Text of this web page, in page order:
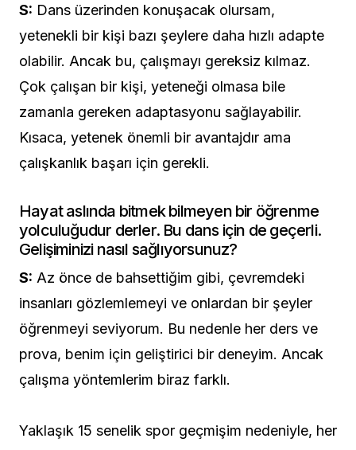
S: Dans üzerinden konuşacak olursam,
yetenekli bir kişi bazı şeylere daha hızlı adapte
olabilir. Ancak bu, çalışmayı gereksiz kılmaz.
Çok çalışan bir kişi, yeteneği olmasa bile
zamanla gereken adaptasyonu sağlayabilir.
Kısaca, yetenek önemli bir avantajdır ama
çalışkanlık başarı için gerekli.
Hayat aslında bitmek bilmeyen bir öğrenme
yolculuğudur derler. Bu dans için de geçerli.
Gelişiminizi nasıl sağlıyorsunuz?
S: Az önce de bahsettiğim gibi, çevremdeki
insanları gözlemlemeyi ve onlardan bir şeyler
öğrenmeyi seviyorum. Bu nedenle her ders ve
prova, benim için geliştirici bir deneyim. Ancak
çalışma yöntemlerim biraz farklı.
Yaklaşık 15 senelik spor geçmişim nedeniyle, her